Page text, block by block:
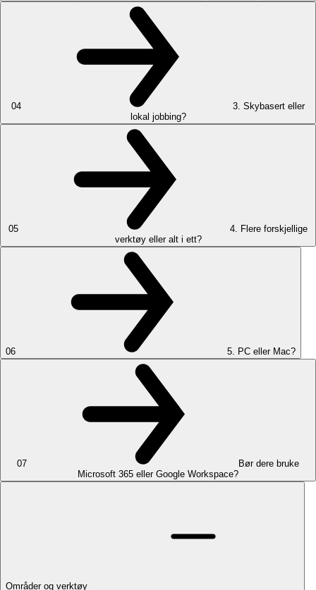
04
3. Skybasert eller
lokal jobbing?
05
4. Flere forskjellige
verktøy eller alt i ett?
06 5. PC eller Mac?
07
Bør dere bruke
Microsoft 365 eller Google Workspace?
Områder og verktøy